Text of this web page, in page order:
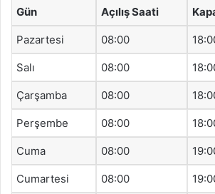
Gün Açılış Saati
Pazartesi 08:00
Salı 08:00
Çarşamba 08:00
Perşembe 08:00
Cuma 08:00
Cumartesi 08:00